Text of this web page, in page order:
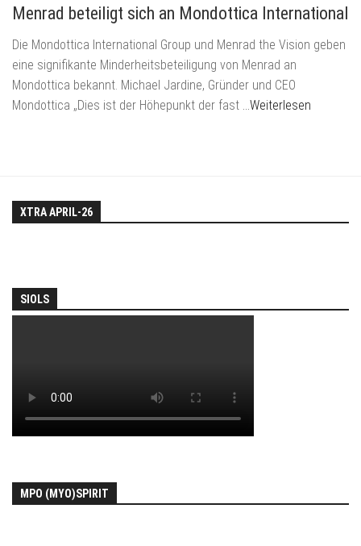
Menrad beteiligt sich an Mondottica International
Die Mondottica International Group und Menrad the Vision geben
eine signifikante Minderheitsbeteiligung von Menrad an
Mondottica bekannt. Michael Jardine, Gründer und CEO
Mondottica „Dies ist der Höhepunkt der fast
…Weiterlesen
XTRA APRIL-26
SIOLS
MPO (MYO)SPIRIT